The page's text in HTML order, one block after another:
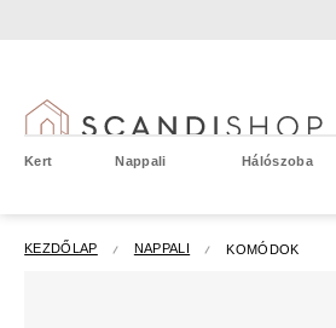
Kert Nappali Hálószoba
KEZDŐLAP NAPPALI KOMÓDOK